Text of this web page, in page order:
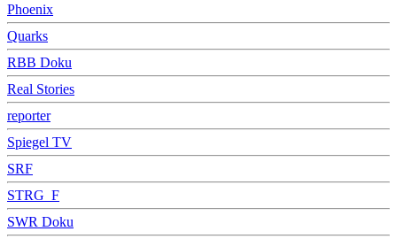
Phoenix
Quarks
RBB Doku
Real Stories
reporter
Spiegel TV
SRF
STRG_F
SWR Doku